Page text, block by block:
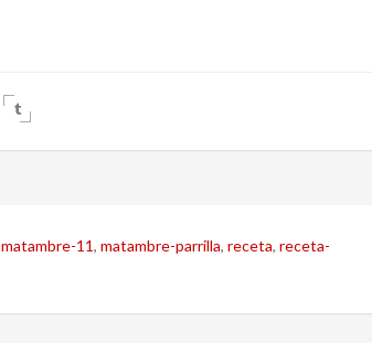
matambre-11, matambre-parrilla, receta, receta-